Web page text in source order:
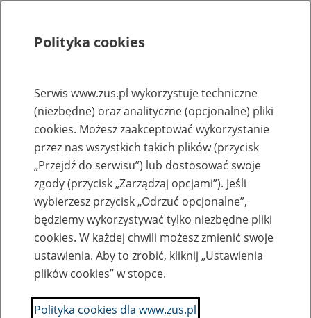
Rejestry, ewidencje i archiwa
Baza zlikwidowanych lub
przekształconych zakładów pracy
Nazwa zakładu pracy:
SZUKAJ
Polityka cookies
Serwis www.zus.pl wykorzystuje techniczne
(niezbędne) oraz analityczne (opcjonalne) pliki
cookies. Możesz zaakceptować wykorzystanie
przez nas wszystkich takich plików (przycisk
„Przejdź do serwisu”) lub dostosować swoje
zgody (przycisk „Zarządzaj opcjami”). Jeśli
wybierzesz przycisk „Odrzuć opcjonalne”,
będziemy wykorzystywać tylko niezbędne pliki
cookies. W każdej chwili możesz zmienić swoje
ustawienia. Aby to zrobić, kliknij „Ustawienia
plików cookies” w stopce.
Polityka cookies dla www.zus.pl